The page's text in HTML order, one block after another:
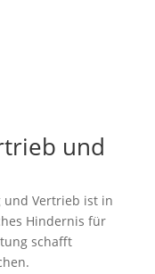
und
und Vertrieb ist in
Hindernis für
schafft